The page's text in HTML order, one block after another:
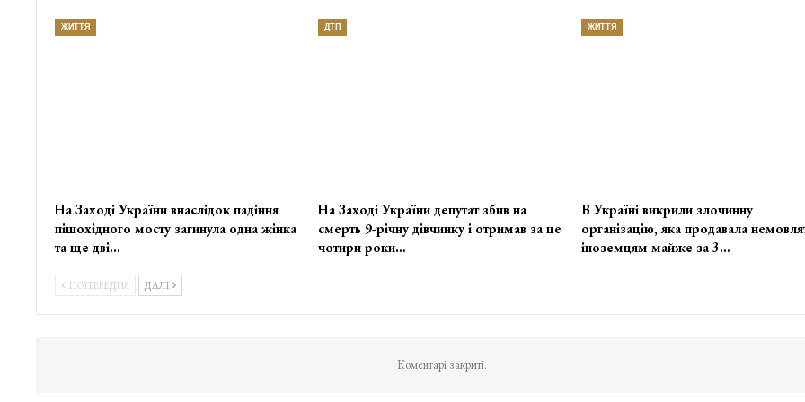
ЖИТТЯ
На Заході України внаслідок падіння
пішохідного мосту загинула одна жінка
та ще дві…
ДТП
На Заході України депутат збив на
смерть 9-річну дівчинку і отримав за це
чотири роки…
ЖИТТЯ
В Україні викрили злочинну
організацію, яка продавала
іноземцям майже за 3…
ПОПЕРЕДНЯ ДАЛІ
Коментарі закриті.